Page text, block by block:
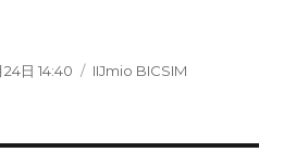
24日 14:40
カ
IIJmio BICSIM